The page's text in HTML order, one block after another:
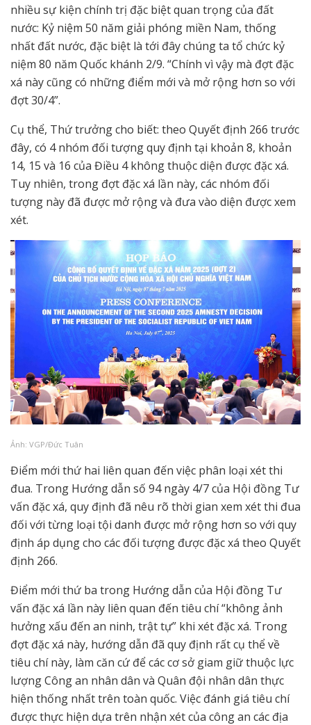
nhiều sự kiện chính trị đặc biệt quan trọng của đất
nước: Kỷ niệm 50 năm giải phóng miền Nam, thống
nhất đất nước, đặc biệt là tới đây chúng ta tổ chức kỷ
niệm 80 năm Quốc khánh 2/9. “Chính vì vậy mà đợt đặc
xá này cũng có những điểm mới và mở rộng hơn so với
đợt 30/4”.
Cụ thể, Thứ trưởng cho biết: theo Quyết định 266 trước
đây, có 4 nhóm đối tượng quy định tại khoản 8, khoản
14, 15 và 16 của Điều 4 không thuộc diện được đặc xá.
Tuy nhiên, trong đợt đặc xá lần này, các nhóm đối
tượng này đã được mở rộng và đưa vào diện được xem
xét.
Ảnh: VGP/Đức Tuân
Điểm mới thứ hai liên quan đến việc phân loại xét thi
đua. Trong Hướng dẫn số 94 ngày 4/7 của Hội đồng Tư
vấn đặc xá, quy định đã nêu rõ thời gian xem xét thi đua
đối với từng loại tội danh được mở rộng hơn so với quy
định áp dụng cho các đối tượng được đặc xá theo Quyết
định 266.
Điểm mới thứ ba trong Hướng dẫn của Hội đồng Tư
vấn đặc xá lần này liên quan đến tiêu chí “không ảnh
hưởng xấu đến an ninh, trật tự” khi xét đặc xá. Trong
đợt đặc xá này, hướng dẫn đã quy định rất cụ thể về
tiêu chí này, làm căn cứ để các cơ sở giam giữ thuộc lực
lượng Công an nhân dân và Quân đội nhân dân thực
hiện thống nhất trên toàn quốc. Việc đánh giá tiêu chí
được thực hiện dựa trên nhận xét của công an các địa